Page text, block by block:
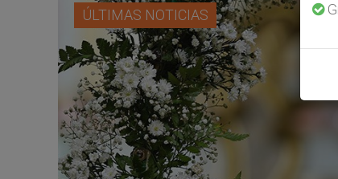
ÚLTIMAS NOTICIAS